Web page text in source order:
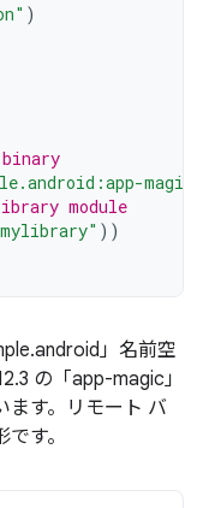
)
module
))
」名前空
の「app-magic」
ます。リモート バ
す。